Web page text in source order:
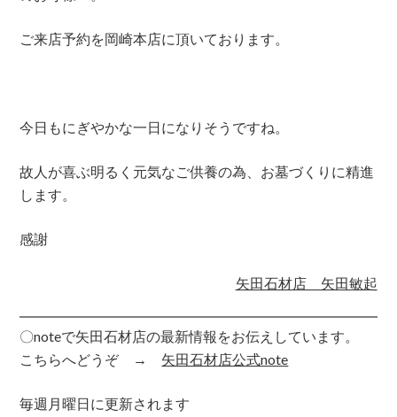
ご来店予約を岡崎本店に頂いております。
今日もにぎやかな一日になりそうですね。
故人が喜ぶ明るく元気なご供養の為、お墓づくりに精進
します。
感謝
矢田石材店 矢田敏起
〇noteで矢田石材店の最新情報をお伝えしています。
こちらへどうぞ → 矢田石材店公式note
毎週月曜日に更新されます